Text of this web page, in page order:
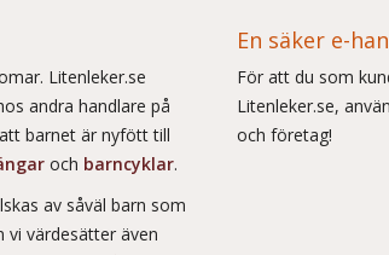
Litenleker.se
andra handlare på
barnet är nyfött till
och barncyklar.
av såväl barn som
vi värdesätter även
En säker e-
För att du som
Litenleker.se,
och företag!